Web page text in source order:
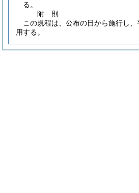
る。
附 則
この規程は、公布の日から施行し
用する。